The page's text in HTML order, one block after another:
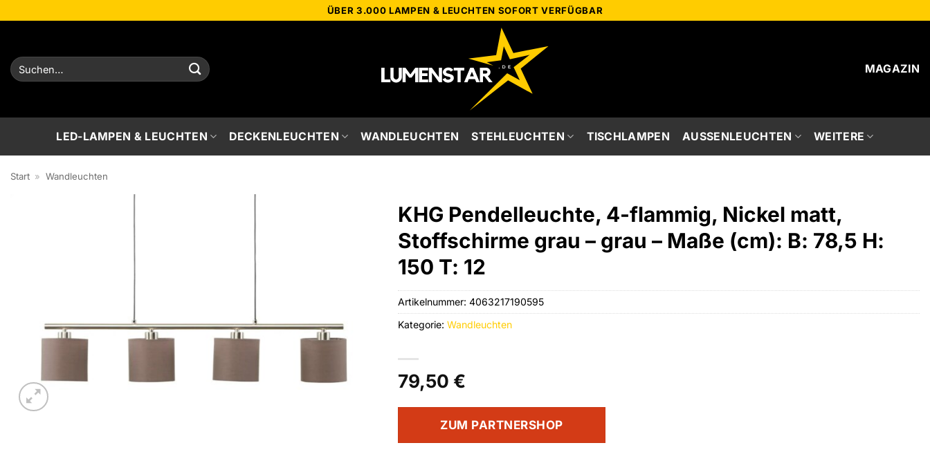
ÜBER 3.000 LAMPEN & LEUCHTEN SOFORT VERFÜGBAR
Suchen
nach:
MAGAZIN
LED-LAMPEN & LEUCHTEN DECKENLEUCHTEN WANDLEUCHTEN STEHLEUCHTEN TISCHLAMPEN AUSSENLEUCHTEN WEITERE
Start » Wandleuchten
KHG Pendelleuchte, 4-flammig, Nickel matt,
Stoffschirme grau – grau – Maße (cm): B: 78,5 H:
150 T: 12
79,50 €
ZUM PARTNERSHOP
Artikelnummer: 4063217190595
Kategorie: Wandleuchten